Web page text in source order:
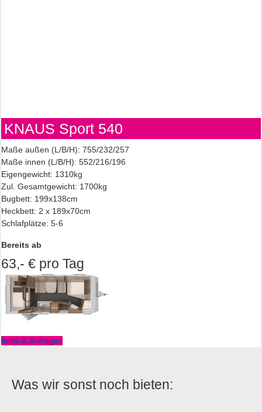
KNAUS Sport 540
Maße außen (L/B/H): 755/232/257
Maße innen (L/B/H): 552/216/196
Eigengewicht: 1310kg
Zul. Gesamtgewicht: 1700kg
Bugbett: 199x138cm
Heckbett: 2 x 189x70cm
Schlafplätze: 5-6
Bereits ab
63,- € pro Tag
Infos & Anfragen
Was wir sonst noch bieten: